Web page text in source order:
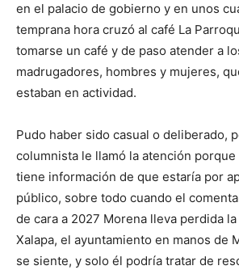
en el palacio de gobierno y en unos
temprana hora cruzó al café La
tomarse un café y de paso atender a
madrugadores, hombres y mujeres,
estaban en actividad.
Pudo haber sido casual o deliberado,
columnista le llamó la atención
tiene información de que estaría por
público, sobre todo cuando el
de cara a 2027 Morena lleva perdida
Xalapa, el ayuntamiento en manos de
se siente, y solo él podría tratar de